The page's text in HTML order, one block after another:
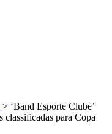
> ‘Band Esporte Clube’
classificadas para Copa